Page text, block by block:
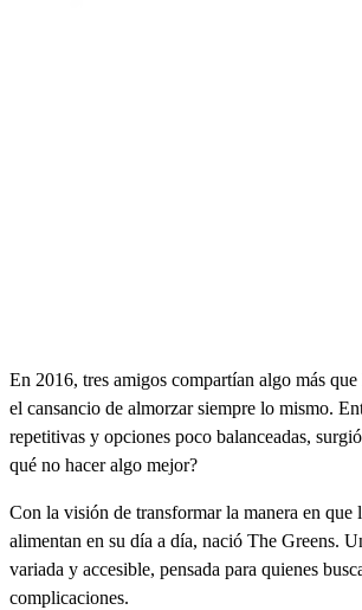
En 2016, tres amigos compartían algo más
el cansancio de almorzar siempre lo mismo.
repetitivas y opciones poco balanceadas,
qué no hacer algo mejor?
Con la visión de transformar la manera en que
alimentan en su día a día, nació The Greens.
variada y accesible, pensada para quienes
complicaciones.